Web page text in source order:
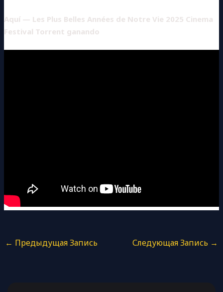
Aquí — Les Plus Belles Années de Notre Vie 2025 Cinema
Festival Torrent ganando
← Предыдущая Запись Следующая Запись →